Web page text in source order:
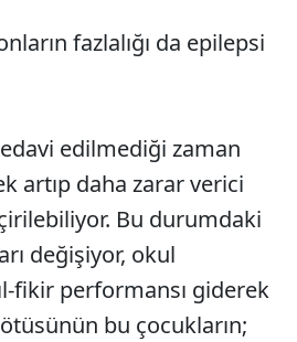
fazlalığı da epilepsi
edilmediği zaman
artıp daha zarar verici
Bu durumdaki
değişiyor, okul
fikir performansı giderek
bu çocukların;